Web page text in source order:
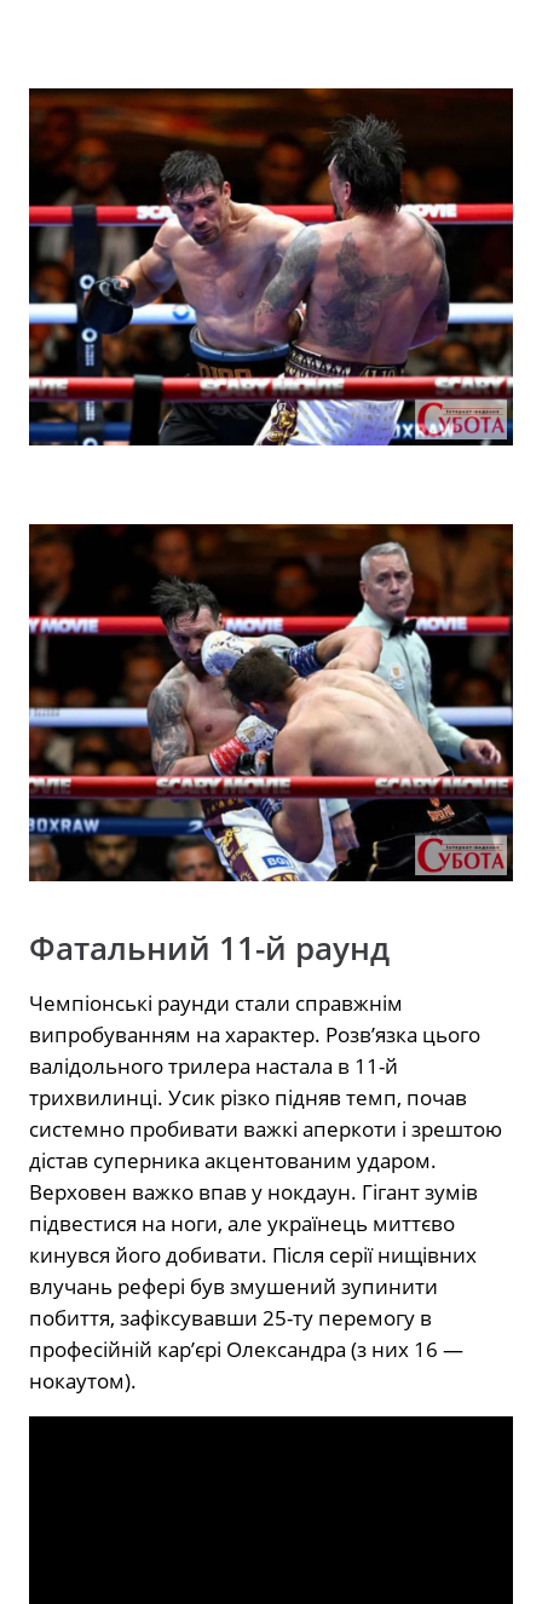
Фатальний 11-й раунд
Чемпіонські раунди стали справжнім
випробуванням на характер. Розв’язка цього
валідольного трилера настала в 11-й
трихвилинці. Усик різко підняв темп, почав
системно пробивати важкі аперкоти і зрештою
дістав суперника акцентованим ударом.
Верховен важко впав у нокдаун. Гігант зумів
підвестися на ноги, але українець миттєво
кинувся його добивати. Після серії нищівних
влучань рефері був змушений зупинити
побиття, зафіксувавши 25-ту перемогу в
професійній кар’єрі Олександра (з них 16 —
нокаутом).